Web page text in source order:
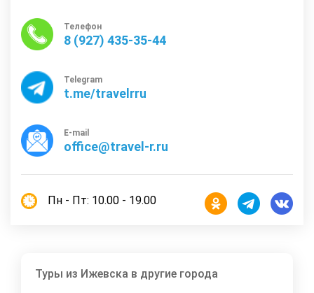
Телефон
8 (927) 435-35-44
Telegram
t.me/travelrru
E-mail
office@travel-r.ru
Пн - Пт: 10.00 - 19.00
Туры из Ижевска в другие города